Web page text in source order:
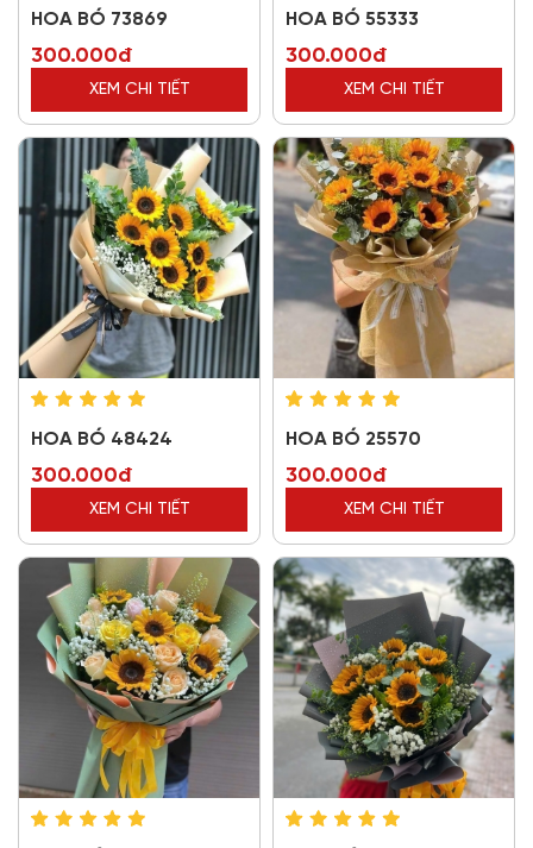
HOA BÓ 73869
300.000đ
XEM CHI TIẾT
HOA BÓ 55333
300.000đ
XEM CHI TIẾT
HOA BÓ 48424
300.000đ
XEM CHI TIẾT
HOA BÓ 25570
300.000đ
XEM CHI TIẾT